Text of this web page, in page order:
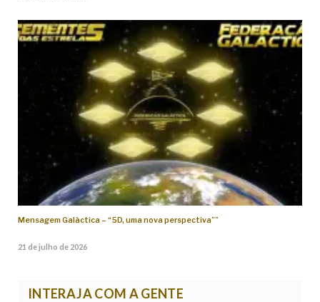
Mensagem Galáctica – “5D, uma nova perspectiva””
21 de julho de 2026
INTERAJA COM A GENTE